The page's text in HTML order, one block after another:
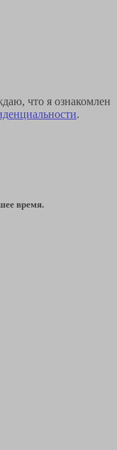
что я ознакомлен
.
время.